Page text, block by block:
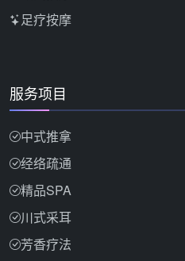
足疗按摩
服务项目
中式推拿
经络疏通
精品SPA
川式采耳
芳香疗法